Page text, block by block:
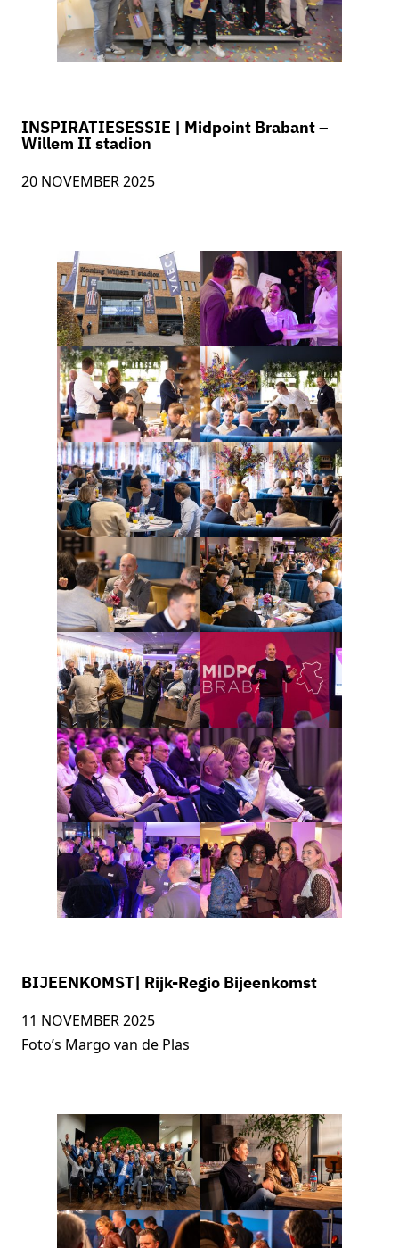
INSPIRATIESESSIE | Midpoint Brabant –
Willem II stadion
20 NOVEMBER 2025
BIJEENKOMST| Rijk-Regio Bijeenkomst
11 NOVEMBER 2025
Foto’s Margo van de Plas